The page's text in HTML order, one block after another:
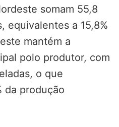
somam 55,8
equivalentes a 15,8%
mantém a
polo produtor, com
o que
da produção